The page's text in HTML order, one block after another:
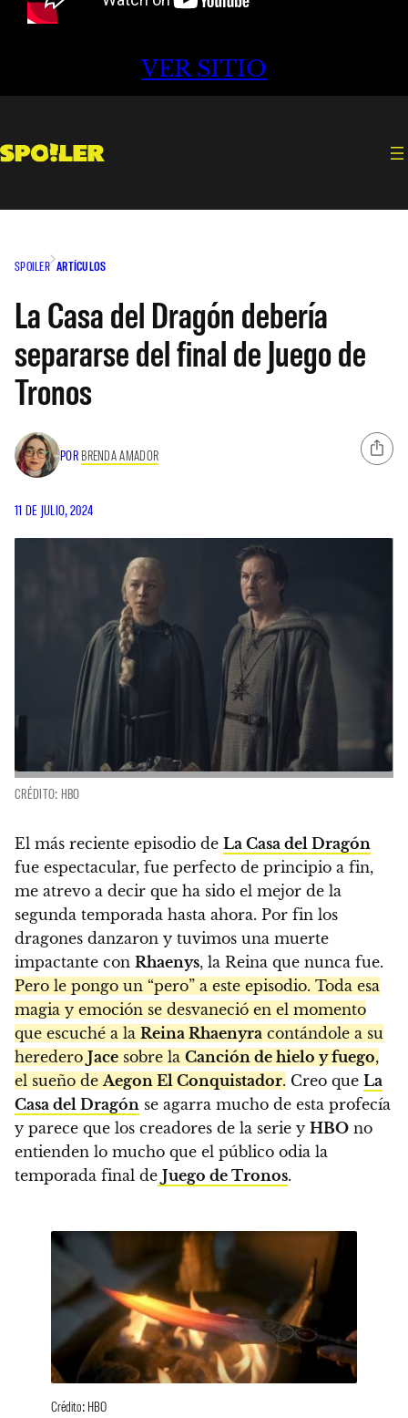
VER SITIO
SPOILER ARTÍCULOS
La Casa del Dragón debería
separarse del final de Juego de
Tronos
POR BRENDA AMADOR
11 DE JULIO, 2024
CRÉDITO: HBO
El más reciente episodio de La Casa del Dragón
fue espectacular, fue perfecto de principio a fin,
me atrevo a decir que ha sido el mejor de la
segunda temporada hasta ahora. Por fin los
dragones danzaron y tuvimos una muerte
impactante con Rhaenys, la Reina que nunca fue.
Pero le pongo un “pero” a este episodio. Toda esa
magia y emoción se desvaneció en el momento
que escuché a la Reina Rhaenyra contándole a su
heredero Jace sobre la Canción de hielo y fuego,
el sueño deAegon El Conquistador. Creo que La
Casa del Dragón se agarra mucho de esta profecía
y parece que los creadores de la serie y HBO no
entienden lo mucho que el público odia la
temporada final de Juego de Tronos.
Crédito: HBO